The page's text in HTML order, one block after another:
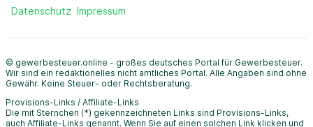
Datenschutz Impressum
© gewerbesteuer.online - großes deutsches Portal für Gewerbesteuer.
Wir sind ein redaktionelles nicht amtliches Portal. Alle Angaben sind ohne
Gewähr. Keine Steuer- oder Rechtsberatung.
Provisions-Links / Affiliate-Links
Die mit Sternchen (*) gekennzeichneten Links sind Provisions-Links,
auch Affiliate-Links genannt. Wenn Sie auf einen solchen Link klicken und